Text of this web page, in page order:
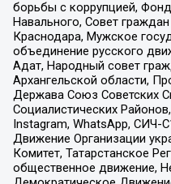
борьбы с коррупцией,
Навального, Совет
Краснодара, Мужское
объединение русского
Адат, Народный совет
Архангельской области,
Держава Союз Советских
Социалистических
Instagram, WhatsApp, СИЧ-
Движение Организации
Комитет, Татарстанское
общественное движение,